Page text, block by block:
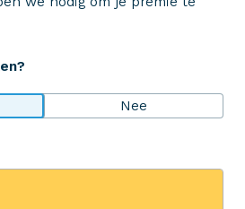
Nee
8,5!
reviews
anderen over ons zeggen